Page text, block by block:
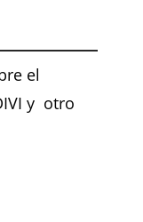
el
y otro